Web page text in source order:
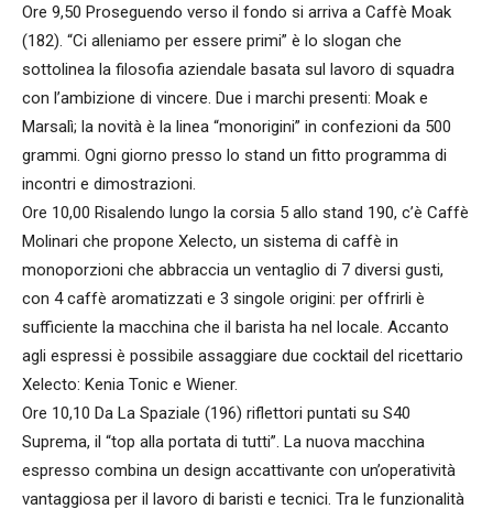
Ore 9,50 Proseguendo verso il fondo si arriva a Caffè Moak
(182). “Ci alleniamo per essere primi” è lo slogan che
sottolinea la filosofia aziendale basata sul lavoro di squadra
con l’ambizione di vincere. Due i marchi presenti: Moak e
Marsalì; la novità è la linea “monorigini” in confezioni da 500
grammi. Ogni giorno presso lo stand un fitto programma di
incontri e dimostrazioni.
Ore 10,00 Risalendo lungo la corsia 5 allo stand 190, c’è Caffè
Molinari che propone Xelecto, un sistema di caffè in
monoporzioni che abbraccia un ventaglio di 7 diversi gusti,
con 4 caffè aromatizzati e 3 singole origini: per offrirli è
sufficiente la macchina che il barista ha nel locale. Accanto
agli espressi è possibile assaggiare due cocktail del ricettario
Xelecto: Kenia Tonic e Wiener.
Ore 10,10 Da La Spaziale (196) riflettori puntati su S40
Suprema, il “top alla portata di tutti”. La nuova macchina
espresso combina un design accattivante con un’operatività
vantaggiosa per il lavoro di baristi e tecnici. Tra le funzionalità